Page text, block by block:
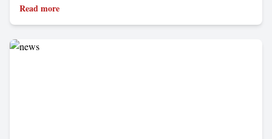
Read more